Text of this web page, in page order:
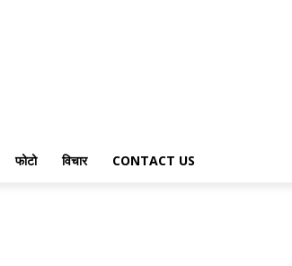
फोटो विचार CONTACT US